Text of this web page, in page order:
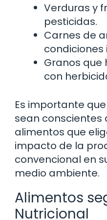
Verduras y
pesticidas.
Carnes de
condiciones
Granos
con
Es importante
sean conscientes
alimentos que
impacto de la
convencional en
medio ambiente.
Alimentos
Nutricional